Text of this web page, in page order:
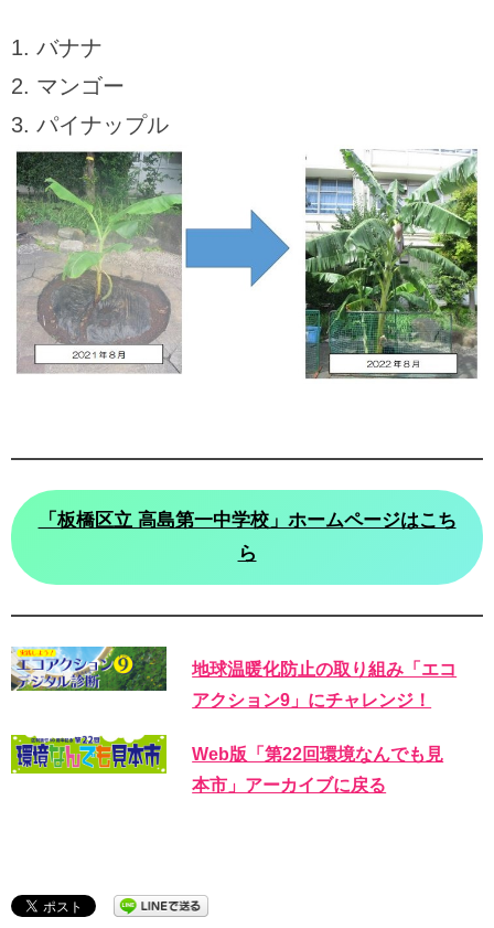
バナナ
マンゴー
パイナップル
「板橋区立 高島第一中学校」ホームページはこち
ら
地球温暖化防止の取り組み「エコ
アクション9」にチャレンジ！
Web版「第22回環境なんでも見
本市」アーカイブに戻る